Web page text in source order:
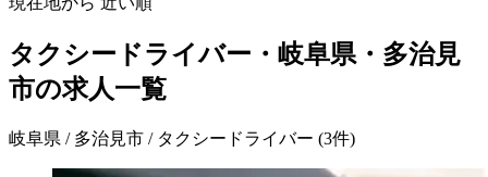
タクシードライバー・岐阜県・多治見
市の求人一覧
岐阜県 / 多治見市 / タクシードライバー (3件)